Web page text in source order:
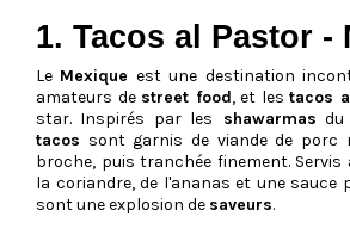
1. Tacos al Pastor -
Le Mexique est une destination
amateurs de street food, et lestacos
star. Inspirés par les shawarmas du
tacos sont garnis de viande de porc
broche, puis tranchée finement. Servis
la coriandre, de l'ananas et une sauce
sont une explosion de saveurs.